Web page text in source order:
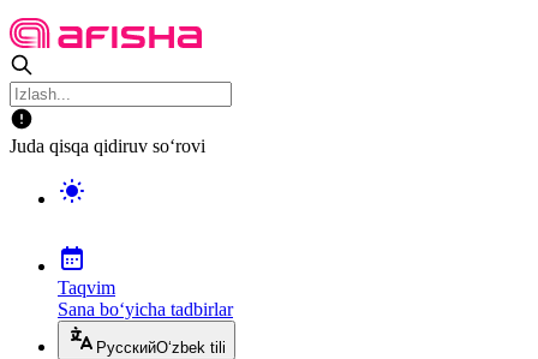
Juda qisqa qidiruv so‘rovi
Taqvim
Sana bo‘yicha tadbirlar
РусскийO‘zbek tili